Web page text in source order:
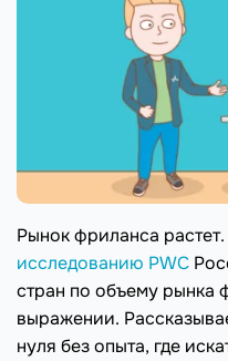
Рынок фриланса
исследованию PWC
стран по объему рынка
выражении.
нуля без опыта, где